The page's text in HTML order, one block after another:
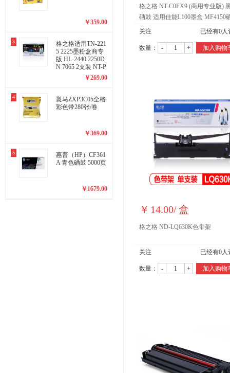
￥359.00
3
格之格适用TN-221
5 2225墨粉盒商专
版 HL-2440 2250D
N 7065 2支装 NT-P
2215商专版粉盒
￥269.00
4
斑马ZXP3C05全格
彩色带280张/卷
￥369.00
5
惠普（HP）CF361
A 青色硒鼓 5000页
￥ 1679.00
格之格 NT-C0FX9 (商用专业版)
硒鼓 适用佳能L100墨盒 MF4150
MF412 L140 商专版高品质
关注 已经有0人
数量： - + 加入购物
￥ 14.00/盒
格之格 ND-LQ630K色带架
关注 已经有0人
数量： - + 加入购物